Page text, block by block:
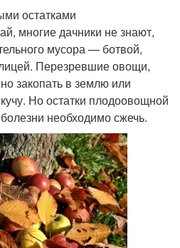
остатками
многие дачники не знают,
мусора — ботвой,
Перезревшие овощи,
закопать в землю или
Но остатки плодоовощной
необходимо сжечь.